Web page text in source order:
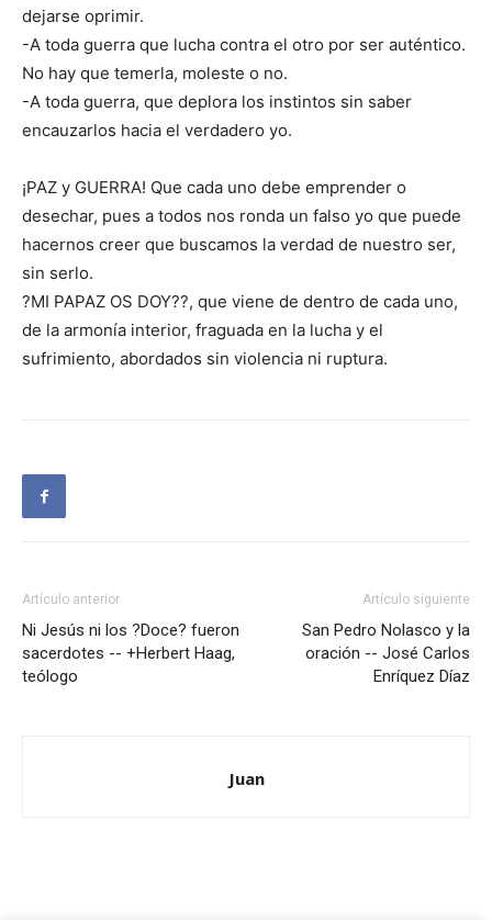
dejarse oprimir.
-A toda guerra que lucha contra el otro por ser auténtico.
No hay que temerla, moleste o no.
-A toda guerra, que deplora los instintos sin saber
encauzarlos hacia el verdadero yo.
¡PAZ y GUERRA! Que cada uno debe emprender o
desechar, pues a todos nos ronda un falso yo que puede
hacernos creer que buscamos la verdad de nuestro ser,
sin serlo.
?MI PAPAZ OS DOY??, que viene de dentro de cada uno,
de la armonía interior, fraguada en la lucha y el
sufrimiento, abordados sin violencia ni ruptura.
Artículo anterior
Ni Jesús ni los ?Doce? fueron
sacerdotes -- +Herbert Haag,
teólogo
Artículo siguiente
San Pedro Nolasco y la
oración -- José Carlos
Enríquez Díaz
Juan